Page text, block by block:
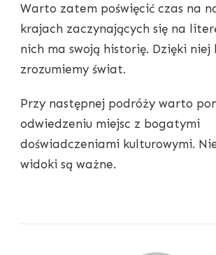
Warto zatem poświęcić czas na
krajach zaczynających się na
nich ma swoją historię. Dzięki niej
zrozumiemy świat.
Przy następnej podróży warto
odwiedzeniu miejsc z bogatymi
doświadczeniami kulturowymi.
widoki są ważne.